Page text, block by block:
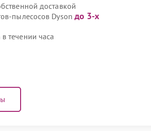
доставкой
пылесосов Dyson до 3-х
течении часа